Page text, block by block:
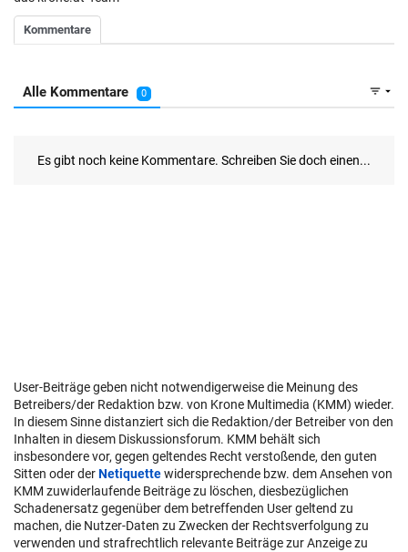
User-Beiträge geben nicht notwendigerweise die Meinung des
Betreibers/der Redaktion bzw. von Krone Multimedia (KMM) wieder.
In diesem Sinne distanziert sich die Redaktion/der Betreiber von den
Inhalten in diesem Diskussionsforum. KMM behält sich
insbesondere vor, gegen geltendes Recht verstoßende, den guten
Sitten oder derNetiquettewidersprechende bzw. dem Ansehen von
KMM zuwiderlaufende Beiträge zu löschen, diesbezüglichen
Schadenersatz gegenüber dem betreffenden User geltend zu
machen, die Nutzer-Daten zu Zwecken der Rechtsverfolgung zu
verwenden und strafrechtlich relevante Beiträge zur Anzeige zu